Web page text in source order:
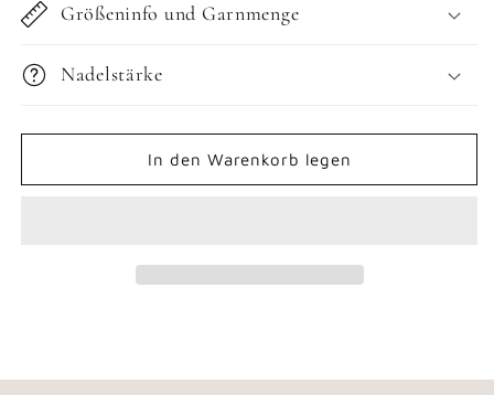
Größeninfo und Garnmenge
Nadelstärke
In den Warenkorb legen